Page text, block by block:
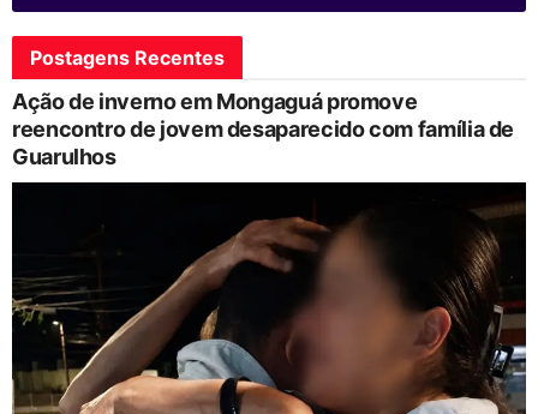
Postagens Recentes
Ação de inverno em Mongaguá promove
reencontro de jovem desaparecido com família de
Guarulhos